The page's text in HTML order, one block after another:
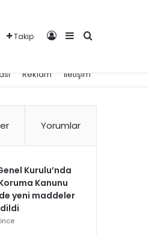
Takip Kayıt OlKenar Bölmesi
Arama yap
Reklam İletişim
Yorumlar
Kurulu’nda
Kanunu
yeni maddeler